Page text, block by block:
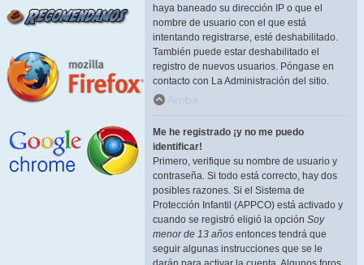
haya baneado su dirección IP o que el
nombre de usuario con el que está
intentando registrarse, esté deshabilitado.
También puede estar deshabilitado el
registro de nuevos usuarios. Póngase en
contacto con La Administración del sitio.
Arriba
Me he registrado ¡y no me puedo
identificar!
Primero, verifique su nombre de usuario y
contraseña. Si todo está correcto, hay dos
posibles razones. Si el Sistema de
Protección Infantil (APPCO) está activado y
cuando se registró eligió la opción Soy
menor de 13 años entonces tendrá que
seguir algunas instrucciones que se le